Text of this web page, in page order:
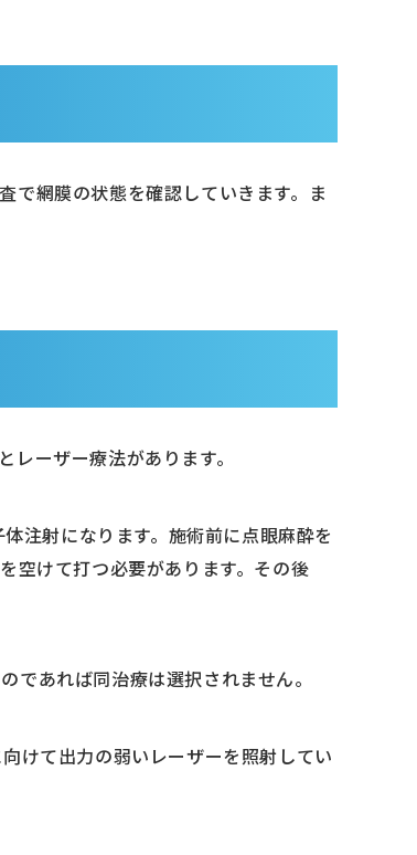
で網膜の状態を確認していきます。ま
ーザー療法があります。
注射になります。施術前に点眼麻酔を
空けて打つ必要があります。その後
であれば同治療は選択されません。
けて出力の弱いレーザーを照射してい